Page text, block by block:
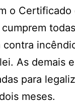
o Certificado
contra
As demais
para
meses.